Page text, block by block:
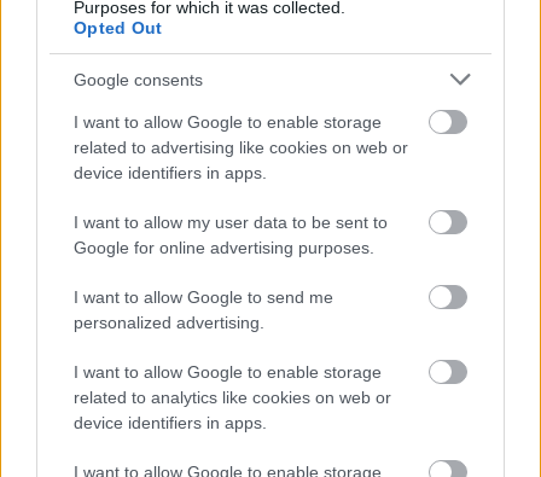
Purposes for which it was collected.
Opted Out
Google consents
I want to allow Google to enable storage
related to advertising like cookies on web or
device identifiers in apps.
I want to allow my user data to be sent to
Google for online advertising purposes.
I want to allow Google to send me
personalized advertising.
I want to allow Google to enable storage
related to analytics like cookies on web or
device identifiers in apps.
I want to allow Google to enable storage
hatását a mindennapokban
Bak (12. 22-01. 20.)Anyagias és erős szexuális
indíttatású cimborád nagyra értékelné, ha már az
első randitok az ágyban végződne, de inkább várd ki,
amíg jobban megismeritek egymást.
érezheted magad: sok minden jár a fejedben a